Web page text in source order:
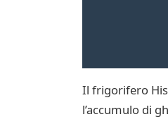
Il frigorifero
l’accumulo di